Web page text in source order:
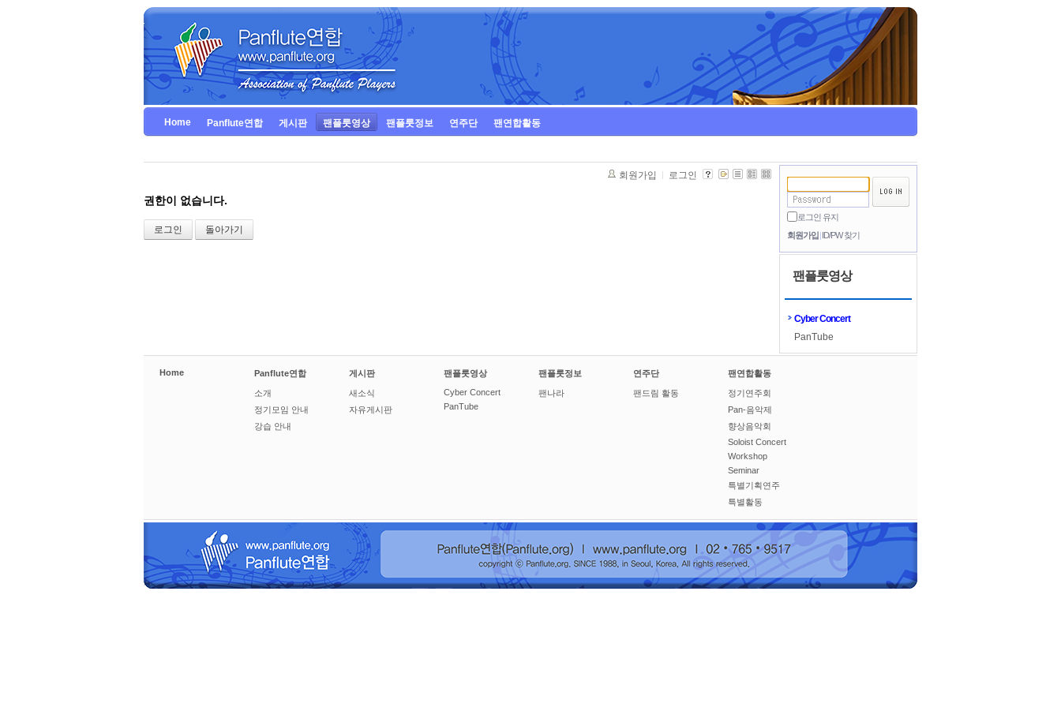
Home Panflute연합 게시판 팬플룻영상 팬플룻정보 연주단 팬연합활동
로그인 유지
회원가입 ID/PW 찾기
팬플룻영상
Cyber Concert
PanTube
회원가입 로그인
권한이 없습니다.
로그인 돌아가기
Home Panflute연합
소개
정기모임 안내
강습 안내
게시판
새소식
자유게시판
팬플룻영상
Cyber Concert
PanTube
팬플룻정보
팬나라
연주단
팬드림 활동
팬연합활동
정기연주회
Pan-음악제
향상음악회
Soloist Concert
Workshop
Seminar
특별기획연주
특별활동